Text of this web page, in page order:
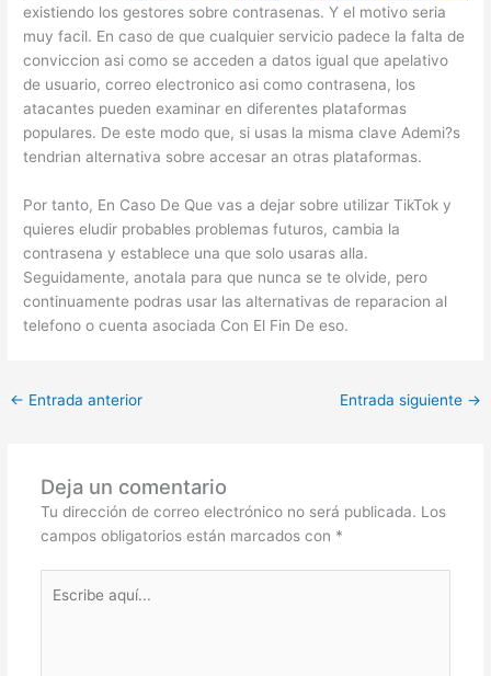
existiendo los gestores sobre contrasenas. Y el motivo seri­a
muy facil. En caso de que cualquier servicio padece la falta de
conviccion asi­ como se acceden a datos igual que apelativo
de usuario, correo electronico asi­ como contrasena, los
atacantes pueden examinar en diferentes plataformas
populares. De este modo que, si usas la misma clave Ademi?s
tendrian alternativa sobre accesar an otras plataformas.
Por tanto, En Caso De Que vas a dejar sobre utilizar TikTok y
quieres eludir probables problemas futuros, cambia la
contrasena y establece una que solo usaras alla.
Seguidamente, anotala para que nunca se te olvide, pero
continuamente podras usar las alternativas de reparacion al
telefono o cuenta asociada Con El Fin De eso.
← Entrada anterior Entrada siguiente →
Deja un comentario
Tu dirección de correo electrónico no será publicada. Los
campos obligatorios están marcados con *
aquí...